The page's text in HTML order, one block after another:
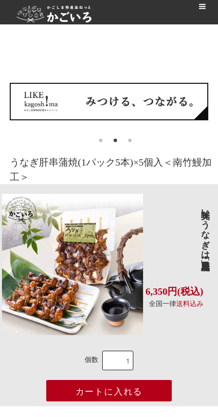
うなぎ肝串蒲焼(1パック5本)×5個入＜南竹鰻加
工＞
美味いうなぎは「鹿児島県産」
6,350円(税込)
全国⼀律送料込み
個数
カートに入れる